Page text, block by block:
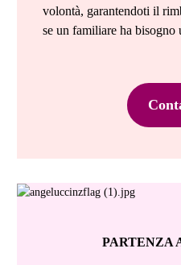
volontà, garantendoti il
se un familiare ha bisogno
PARTENZA